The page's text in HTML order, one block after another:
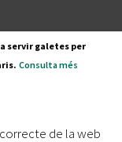
servir galetes per
Consulta més
de la web